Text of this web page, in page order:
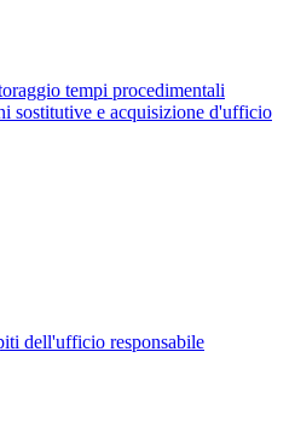
tempi procedimentali
sostitutive e acquisizione d'ufficio
dell'ufficio responsabile